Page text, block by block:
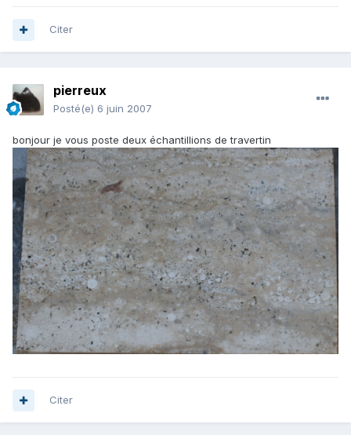
Citer
pierreux
Posté(e) 6 juin 2007
bonjour je vous poste deux échantillions de travertin
Citer